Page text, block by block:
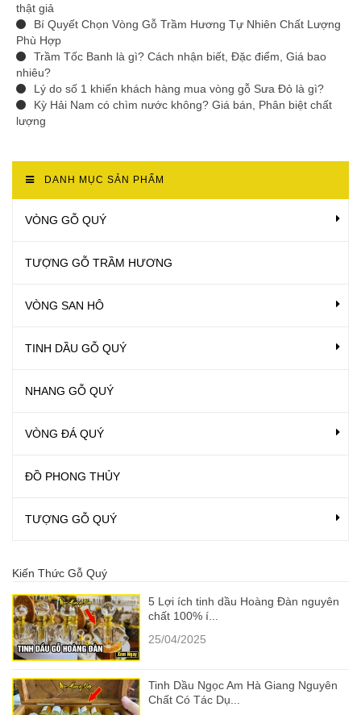
thật giả
Bí Quyết Chọn Vòng Gỗ Trầm Hương Tự Nhiên Chất Lượng
Phù Hợp
Trầm Tốc Banh là gì? Cách nhận biết, Đặc điểm, Giá bao
nhiêu?
Lý do số 1 khiến khách hàng mua vòng gỗ Sưa Đỏ là gì?
Kỳ Hải Nam có chìm nước không? Giá bán, Phân biệt chất
lượng
DANH MỤC SẢN PHẨM
VÒNG GỖ QUÝ
TƯỢNG GỖ TRẦM HƯƠNG
VÒNG SAN HÔ
TINH DẦU GỖ QUÝ
NHANG GỖ QUÝ
VÒNG ĐÁ QUÝ
ĐỒ PHONG THỦY
TƯỢNG GỖ QUÝ
Kiến Thức Gỗ Quý
5 Lợi ích tinh dầu Hoàng Đàn nguyên
chất 100% í...
25/04/2025
Tinh Dầu Ngọc Am Hà Giang Nguyên
Chất Có Tác Dụ...